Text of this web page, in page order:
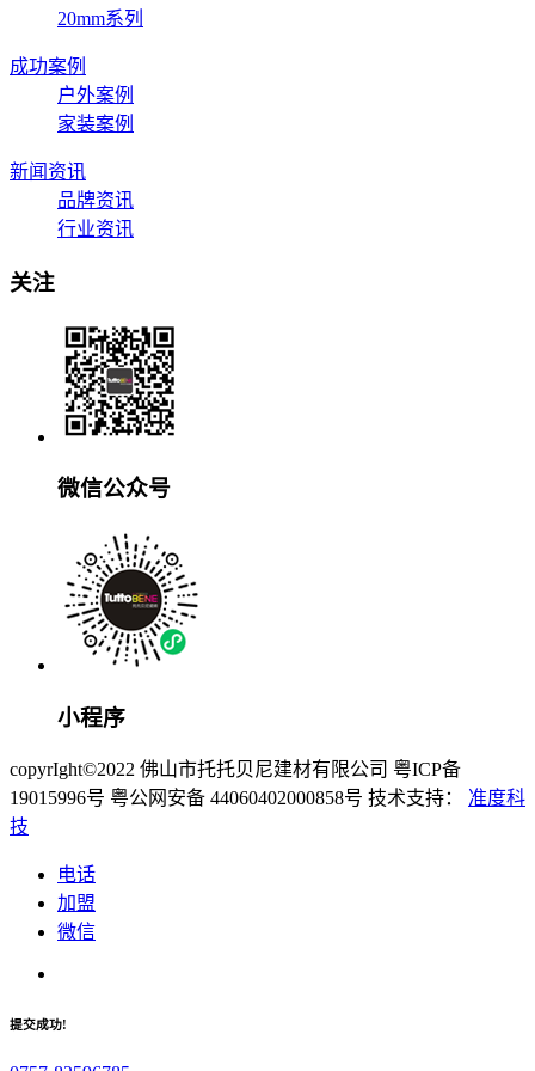
20mm系列
成功案例
户外案例
家装案例
新闻资讯
品牌资讯
行业资讯
关注
微信公众号
小程序
copyrIght©2022 佛山市托托贝尼建材有限公司 粤ICP备
19015996号 粤公网安备 44060402000858号 技术支持： 准度科
技
电话
加盟
微信
提交成功!